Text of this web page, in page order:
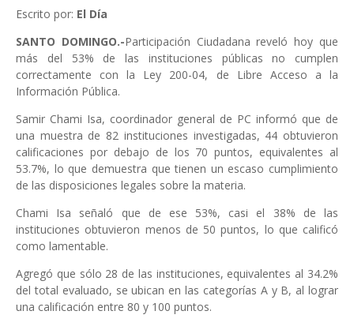
Escrito por: El Día
SANTO DOMINGO.-Participación Ciudadana reveló hoy que
más del 53% de las instituciones públicas no cumplen
correctamente con la Ley 200-04, de Libre Acceso a la
Información Pública.
Samir Chami Isa, coordinador general de PC informó que de
una muestra de 82 instituciones investigadas, 44 obtuvieron
calificaciones por debajo de los 70 puntos, equivalentes al
53.7%, lo que demuestra que tienen un escaso cumplimiento
de las disposiciones legales sobre la materia.
Chami Isa señaló que de ese 53%, casi el 38% de las
instituciones obtuvieron menos de 50 puntos, lo que calificó
como lamentable.
Agregó que sólo 28 de las instituciones, equivalentes al 34.2%
del total evaluado, se ubican en las categorías A y B, al lograr
una calificación entre 80 y 100 puntos.